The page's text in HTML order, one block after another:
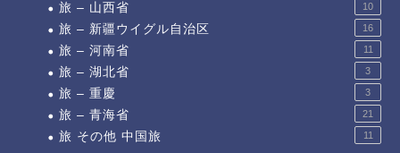
旅 – 山西省 10
旅 – 新疆ウイグル自治区 16
旅 – 河南省 11
旅 – 湖北省 3
旅 – 重慶 3
旅 – 青海省 21
旅 その他 中国旅 11